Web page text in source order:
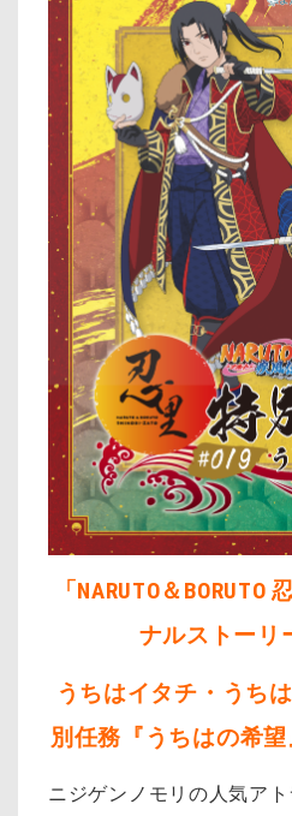
「NARUTO＆
ナルストーリ
うちはイタチ・うち
別任務『うちはの希望
ニジゲンノモリの人気アト